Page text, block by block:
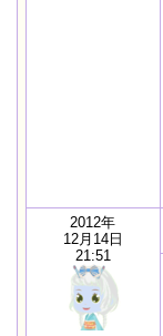
2012年
12月14日
21:51